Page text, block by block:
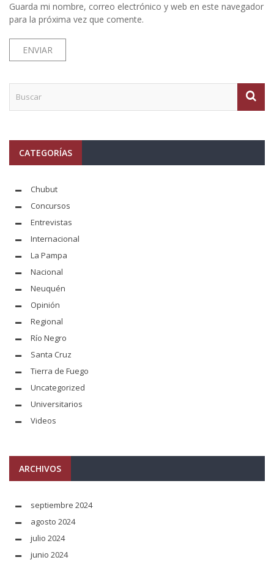
Guarda mi nombre, correo electrónico y web en este navegador
para la próxima vez que comente.
CATEGORÍAS
Chubut
Concursos
Entrevistas
Internacional
La Pampa
Nacional
Neuquén
Opinión
Regional
Río Negro
Santa Cruz
Tierra de Fuego
Uncategorized
Universitarios
Videos
ARCHIVOS
septiembre 2024
agosto 2024
julio 2024
junio 2024